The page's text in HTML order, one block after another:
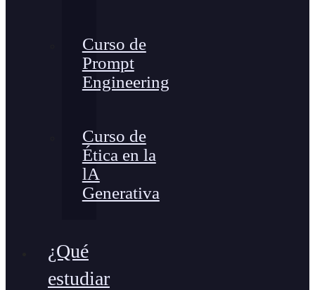
Curso de
Prompt
Engineering
Curso de
Ética en la
lA
Generativa
¿Qué
estudiar